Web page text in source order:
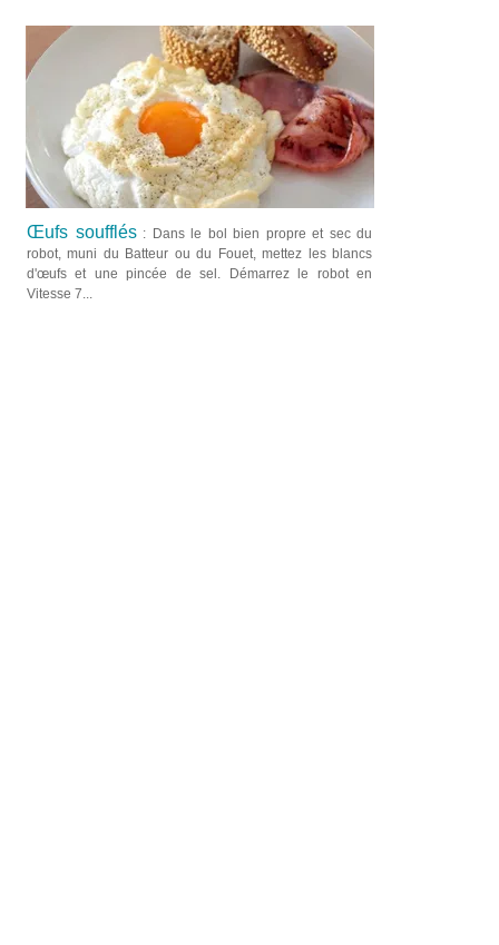
Œufs soufflés: Dans le bol bien propre et sec du
robot, muni du Batteur ou du Fouet, mettez les blancs
d'œufs et une pincée de sel. Démarrez le robot en
Vitesse 7...